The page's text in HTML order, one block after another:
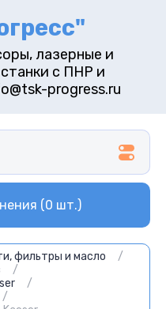
лазерные и
с ПНР и
progress.ru
(0 шт.)
фильтры и масло
/
/
/
/